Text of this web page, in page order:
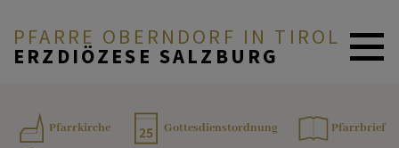
PFARRE OBERNDORF IN TIROL
ERZDIÖZESE SALZBURG
AKTUELLES
Pfarrkirche Gottesdienstordnung Pfarrbrief